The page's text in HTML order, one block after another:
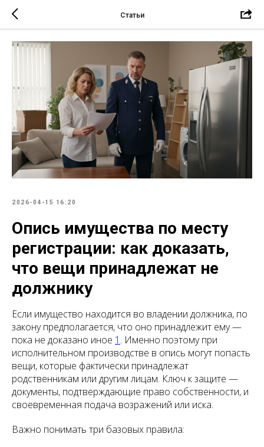
Статьи
2026-04-15 16:20
Опись имущества по месту
регистрации: как доказать,
что вещи принадлежат не
должнику
Если имущество находится во владении должника, по
закону предполагается, что оно принадлежит ему —
пока не доказано иное 1 . Именно поэтому при
исполнительном производстве в опись могут попасть
вещи, которые фактически принадлежат
родственникам или другим лицам. Ключ к защите —
документы, подтверждающие право собственности, и
своевременная подача возражений или иска.
Важно понимать три базовых правила: